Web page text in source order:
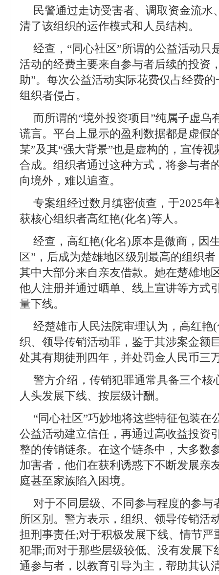
民警通过走访受害者、调取资金流水
清了该组织的运作模式和人员结构。
经查，“同心社区”所谓的公益活动只
活动的经费主要来自参与者后续的投资
助”。每次公益活动实际花费仅占经费
组织者侵占。
而所谓的“境外投资项目”纯属子虚乌
谎言。平台上显示的盈利数据都是虚假
某”及其“强大背景”也是虚构的，宣传
合成。组织者通过这种方式，将参与者
向境外，难以追查。
专案组经过数月缜密侦查，于2025
获核心组织者高红艳(化名)等人。
经查，高红艳(化名)原本是微商，因
区”，后成为楚雄地区级别最高的组织
其中大部分来自亲友借款。她在楚雄地
他人注册并通过晒单、线上宣讲等方式
量下线。
经楚雄市人民法院审理认为，高红艳
织、领导传销活动罪，鉴于其涉案金额
处其有期徒刑四年，并处罚金人民币三
警方介绍，传销犯罪通常具备三个核
人头发展下线、按层级计酬。
“同心社区”巧妙地将这些特征包装在
公益活动建立信任，再通过高收益投资
整的传销链条。在这个链条中，大多数
加害者，他们在获利诱惑下不断发展亲
庭甚至家族陷入困境。
对于不同层级、不同参与程度的参与
所区别。警方表示，组织、领导传销活
担刑事责任;对于积极发展下线、情节严
犯罪;而对于那些层级较低、没有发展下
通参与者，以教育引导为主，帮助其认